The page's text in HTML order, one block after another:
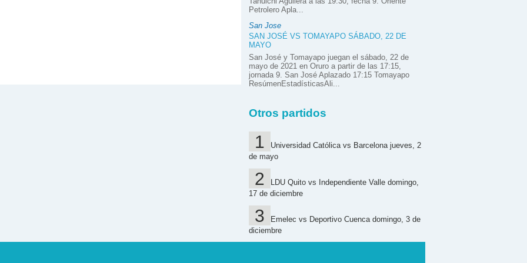
Petrolero Apla...
San Jose
SAN JOSÉ VS TOMAYAPO SÁBADO, 22 DE
MAYO
San José y Tomayapo juegan el sábado, 22 de
mayo de 2021 en Oruro a partir de las 17:15,
jornada 9. San José Aplazado 17:15 Tomayapo
ResúmenEstadísticasAli...
Otros partidos
Universidad Católica vs Barcelona jueves, 2
de mayo
LDU Quito vs Independiente Valle domingo,
17 de diciembre
Emelec vs Deportivo Cuenca domingo, 3 de
diciembre